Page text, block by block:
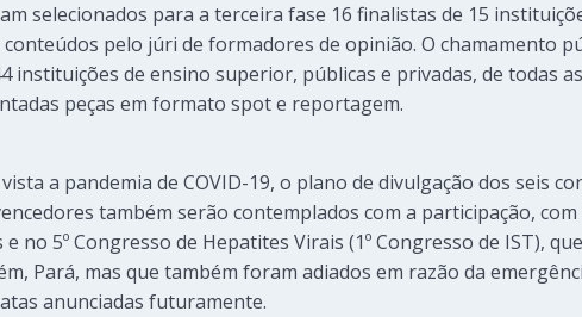
selecionados para a terceira fase 16 finalistas de 15
pelo júri de formadores de opinião. O chamamento
instituições de ensino superior, públicas e privadas, de todas
peças em formato spot e reportagem.
a pandemia de COVID-19, o plano de divulgação dos seis
também serão contemplados com a participação, com
no 5º Congresso de Hepatites Virais (1º Congresso de IST),
Pará, mas que também foram adiados em razão da
anunciadas futuramente.